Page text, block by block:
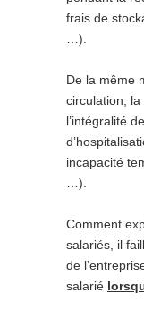
frais de
…).
De la même
circulation,
l’intégralité
incapacité
…).
Comment
salariés, il
de
salarié